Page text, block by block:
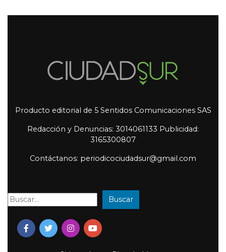
Producto editorial de 5 Sentidos Comunicaciones SAS
Redacción y Denuncias: 3014061133 Publicidad:
3165300807
Contáctanos: periodicociudadsur@gmail.com
Buscar: Buscar